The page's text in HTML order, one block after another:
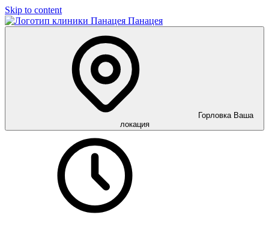
Skip to content
Панацея
Горловка Ваша
локация